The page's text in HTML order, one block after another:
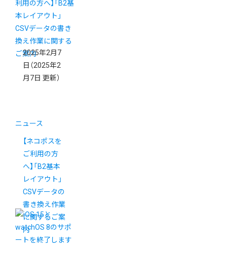
2025年2月7
日 （2025年2
月7日 更新）
ニュース
【ネコポスを
ご利用の方
へ】「B2基本
レイアウト」
CSVデータの
書き換え作業
に関するご案
内